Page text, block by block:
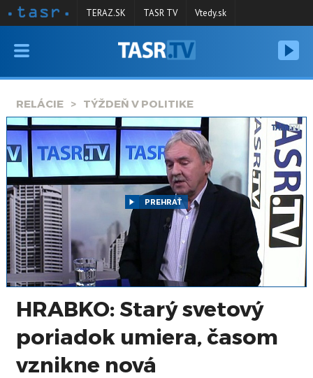
VYSIELANIE
SPRAVODAJSTVO
KONTAKT
ARCHÍV
TERAZ.SK TASR TV Vtedy.sk
RELÁCIE TÝŽDEŇ V POLITIKE
PREHRAŤ
HRABKO: Starý svetový
poriadok umiera, časom
vznikne nová